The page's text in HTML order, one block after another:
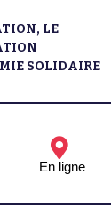
LE
SOLIDAIRE
En ligne